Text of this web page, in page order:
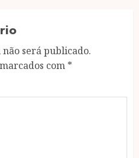
será publicado.
com *